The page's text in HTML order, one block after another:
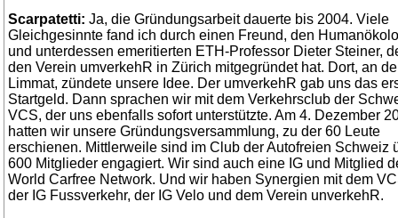
Scarpatetti: Ja, die Gründungsarbeit dauerte bis 2004. Viele
Gleichgesinnte fand ich durch einen Freund, den
und unterdessen emeritierten ETH-Professor Dieter Steiner,
den Verein umverkehR in Zürich mitgegründet hat. Dort, an
Limmat, zündete unsere Idee. Der umverkehR gab uns das
Startgeld. Dann sprachen wir mit dem Verkehrsclub der
VCS, der uns ebenfalls sofort unterstützte. Am 4. Dezember
hatten wir unsere Gründungsversammlung, zu der 60 Leute
erschienen. Mittlerweile sind im Club der Autofreien Schweiz
600 Mitglieder engagiert. Wir sind auch eine IG und Mitglied
World Carfree Network. Und wir haben Synergien mit dem
der IG Fussverkehr, der IG Velo und dem Verein unverkehR.